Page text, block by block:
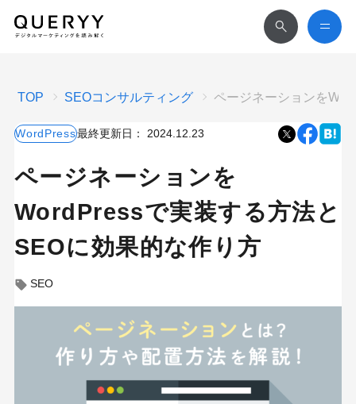
TOP SEOコンサルティング ページネーションを
WordPress最終更新日： 2024.12.23
ページネーションを
WordPressで実装する方法と
SEOに効果的な作り方
SEO